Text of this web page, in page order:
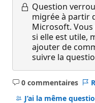
Question
migrée à partir
Microsoft.
si elle est utile,
ajouter de
suivre la
0 commentaires
Aucun
commentaire
J’ai la même